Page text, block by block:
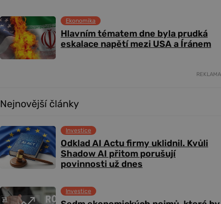
Hlavním tématem dne byla prudká
eskalace napětí mezi USA a Íránem
Ekonomika
REKLAMA
Nejnovější články
Odklad AI Actu firmy uklidnil. Kvůli
Shadow AI přitom porušují
povinnosti už dnes
Investice
Investice